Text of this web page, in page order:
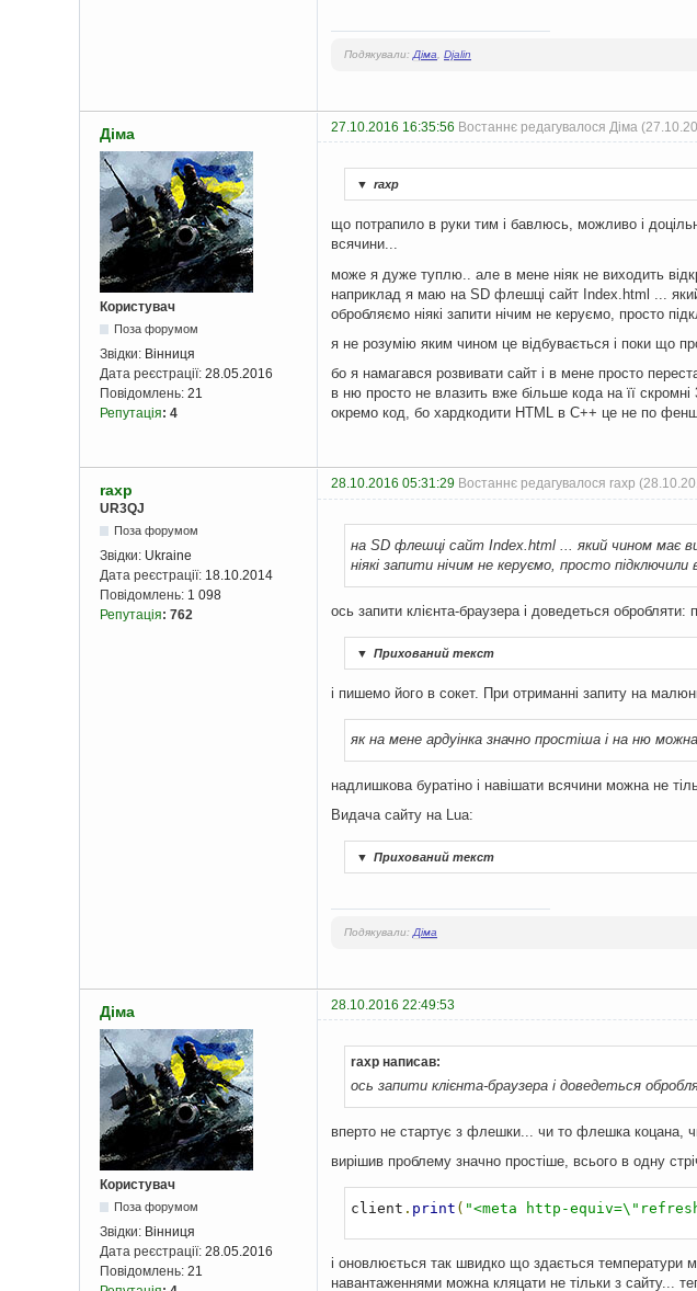
Подякували: Діма Djalin
Діма 27.10.2016 16:35:56 Востаннє редагувалося Діма
Користувач
Поза форумом
Звідки: Вінниця
Дата реєстрації: 28.05.2016
Повідомлень: 21
Репутація: 4
▼ raxp
що потрапило в руки тим і бавлюсь, можливо і
всячини...
може я дуже туплю.. але в мене ніяк не виходить
наприклад я маю на SD флешці сайт Index.html ...
обробляємо ніякі запити нічим не керуємо, просто
я не розумію яким чином це відбувається і поки що
бо я намагався розвивати сайт і в мене просто
в ню просто не влазить вже більше кода на її
окремо код, бо хардкодити HTML в C++ це не по
raxp 28.10.2016 05:31:29 Востаннє редагувалося raxp
UR3QJ
Поза форумом
Звідки: Ukraine
Дата реєстрації: 18.10.2014
Повідомлень: 1 098
Репутація: 762
на SD флешці сайт Index.html ... який чином має
ніякі запити нічим не керуємо, просто підключили
ось запити клієнта-браузера і доведеться
▼ Прихований текст
і пишемо його в сокет. При отриманні запиту на
як на мене ардуінка значно простіша і на ню
надлишкова буратіно і навішати всячини можна не
Видача сайту на Lua:
▼ Прихований текст
Подякували: Діма
Діма 28.10.2016 22:49:53
Користувач
Поза форумом
Звідки: Вінниця
Дата реєстрації: 28.05.2016
Повідомлень: 21
raxp написав:
ось запити клієнта-браузера і доведеться
вперто не стартує з флешки... чи то флешка коцана,
вирішив проблему значно простіше, всього в одну
client . print ( "<meta http-
і оновлюється так швидко що здається температури
навантаженнями можна кляцати не тільки з сайту...